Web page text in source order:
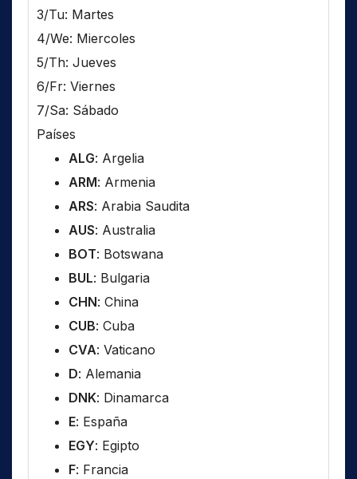
3/Tu: Martes
4/We: Miercoles
5/Th: Jueves
6/Fr: Viernes
7/Sa: Sábado
Países
ALG: Argelia
ARM: Armenia
ARS: Arabia Saudita
AUS: Australia
BOT: Botswana
BUL: Bulgaria
CHN: China
CUB: Cuba
CVA: Vaticano
D: Alemania
DNK: Dinamarca
E: España
EGY: Egipto
F: Francia